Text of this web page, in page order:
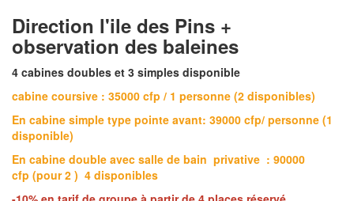
Direction l'ile des Pins +
observation des baleines
4 cabines doubles et 3 simples disponible
cabine coursive : 35000 cfp / 1 personne (2 disponibles)
En cabine simple type pointe avant: 39000 cfp/ personne (1
disponible)
En cabine double avec salle de bain privative : 90000
cfp (pour 2 ) 4 disponibles